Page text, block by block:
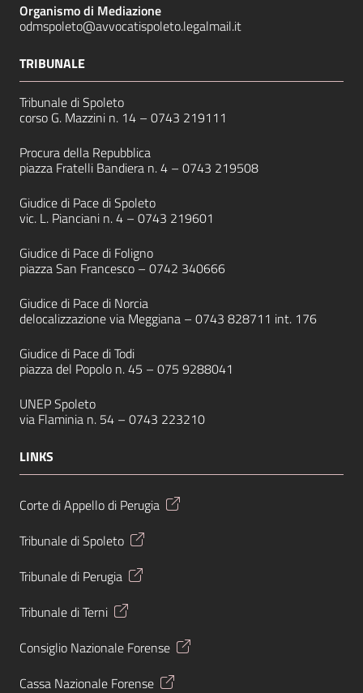
Organismo di Mediazione
odmspoleto@avvocatispoleto.legalmail.it
TRIBUNALE
Tribunale di Spoleto
corso G. Mazzini n. 14 – 0743 219111
Procura della Repubblica
piazza Fratelli Bandiera n. 4 – 0743 219508
Giudice di Pace di Spoleto
vic. L. Pianciani n. 4 – 0743 219601
Giudice di Pace di Foligno
piazza San Francesco – 0742 340666
Giudice di Pace di Norcia
delocalizzazione via Meggiana – 0743 828711 int. 176
Giudice di Pace di Todi
piazza del Popolo n. 45 – 075 9288041
UNEP Spoleto
via Flaminia n. 54 – 0743 223210
LINKS
Corte di Appello di Perugia
Tribunale di Spoleto
Tribunale di Perugia
Tribunale di Terni
Consiglio Nazionale Forense
Cassa Nazionale Forense